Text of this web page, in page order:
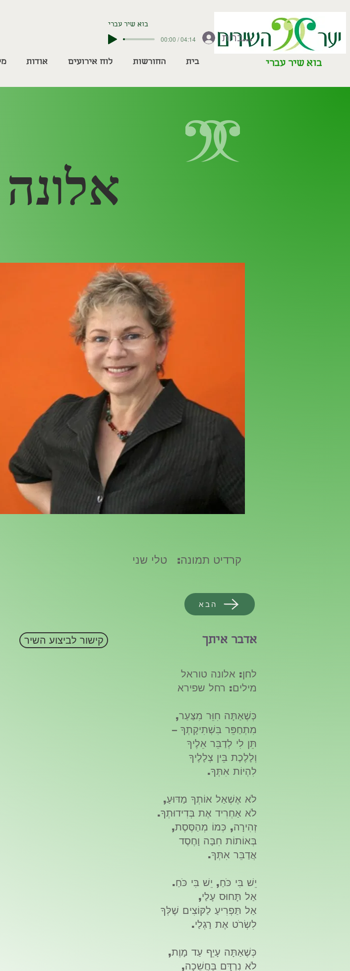
בוא שיר עברי
00:00 / 04:14
בית החורשות לוח אירועים אודות בוא שיר עברי
להתחברות
טלי שני קרדיט תמונה:
הבא
אדבר איתך
לחן: אלונה טוראל
מילים: רחל שפירא
כְּשֶׁאַתָּה חִוֵּר מִצַּעַר,
מִתְחַפֵּר בִּשְׁתִיקָתְךָ –
תֵּן לִי לְדַבֵּר אֵלֶיךָ
וְלָלֶכֶת בֵּין צְלָלֶיךָ
לִהְיוֹת אִתְּךָ.
לֹא אֶשְׁאַל אוֹתְךָ מַדּוּעַ,
לֹא אַחְרִיד אֶת בְּדִידוּתְךָ.
זְהִירָה, כְּמוֹ מְהַסֶּסֶת,
בְּאוֹתוֹת חִבָּה וָחֶסֶד
אֲדַבֵּר אִתְּךָ.
יֵשׁ בִּי כֹּחַ, יֵשׁ בִּי כֹּחַ.
אַל תָּחוּס עָלַי,
אַל תַּפְרִיעַ לַקּוֹצִים שֶׁלְּךָ
לִשְׂרֹט אֶת רַגְלַי.
כְּשֶׁאַתָּה עָיֵף עַד מָוֶת,
לֹא נִרְדָּם בַּחֲשֵׁכָה,
קישור לביצוע השיר